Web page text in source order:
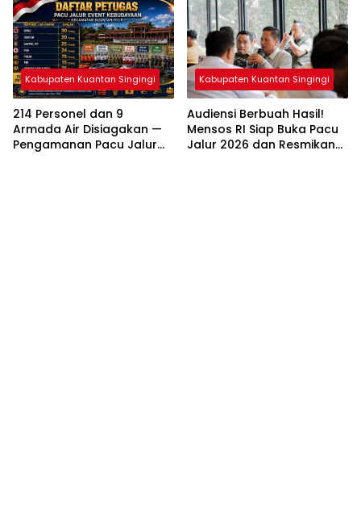
Kabupaten Kuantan Singingi
214 Personel dan 9
Armada Air Disiagakan —
Pengamanan Pacu Jalur
Kabupaten Kuantan Singingi
Audiensi Berbuah Hasil!
Mensos RI Siap Buka Pacu
Jalur 2026 dan Resmikan